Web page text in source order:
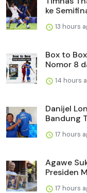
ke
13 hours
Box to
Nomor 8
14 hours
Danijel
Bandung
17 hours
Agawe
Presiden
17 hours